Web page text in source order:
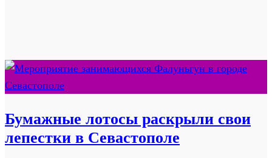
Бумажные лотосы раскрыли свои
лепестки в Севастополе